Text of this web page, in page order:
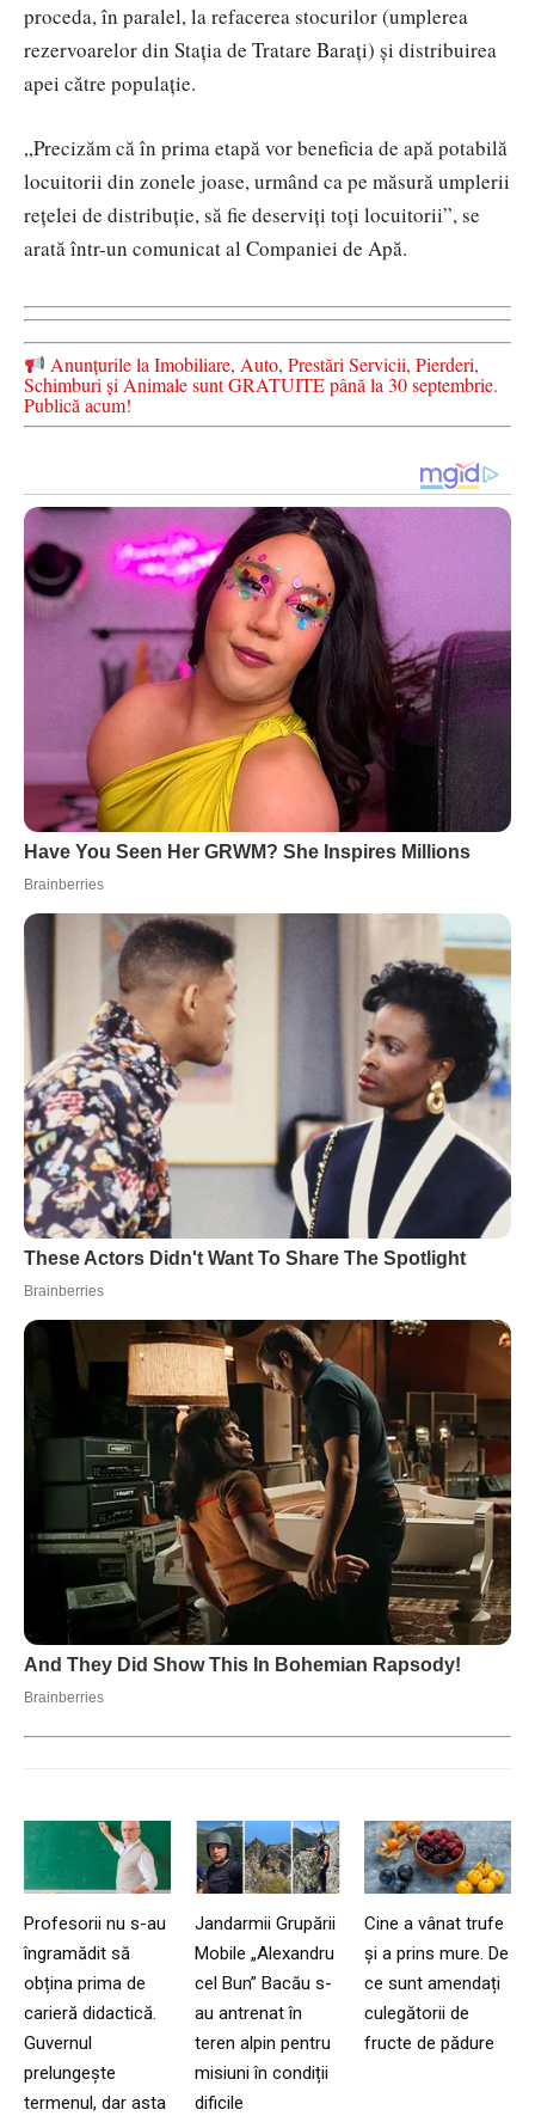
proceda, în paralel, la refacerea stocurilor (umplerea
rezervoarelor din Stația de Tratare Barați) și distribuirea
apei către populație.
„Precizăm că în prima etapă vor beneficia de apă potabilă
locuitorii din zonele joase, urmând ca pe măsură umplerii
rețelei de distribuție, să fie deserviți toți locuitorii”, se
arată într-un comunicat al Companiei de Apă.
Anunțurile la Imobiliare, Auto, Prestări Servicii, Pierderi,
Schimburi și Animale sunt GRATUITE până la 30 septembrie.
Publică acum!
Profesorii nu s-au
îngramădit să
obțina prima de
carieră didactică.
Guvernul
prelungește
termenul, dar asta
Jandarmii Grupării
Mobile „Alexandru
cel Bun” Bacău s-
au antrenat în
teren alpin pentru
misiuni în condiții
dificile
Cine a vânat trufe
și a prins mure. De
ce sunt amendați
culegătorii de
fructe de pădure